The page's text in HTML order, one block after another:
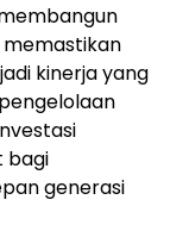
memastikan
kinerja yang
bagi
generasi